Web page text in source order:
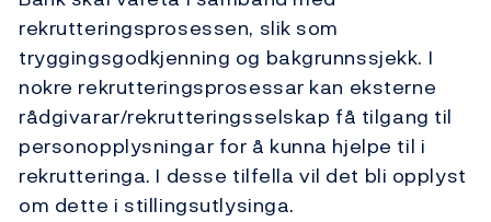
rekrutteringsprosessen, slik som
tryggingsgodkjenning og bakgrunnssjekk. I
nokre rekrutteringsprosessar kan eksterne
rådgivarar/rekrutteringsselskap få tilgang til
personopplysningar for å kunna hjelpe til i
rekrutteringa. I desse tilfella vil det bli opplyst
om dette i stillingsutlysinga.